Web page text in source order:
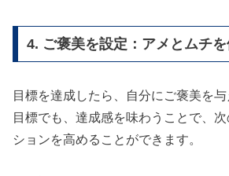
4. ご褒美を設定：アメとムチ
目標を達成したら、自分にご褒美を
目標でも、達成感を味わうことで、
ションを高めることができます。